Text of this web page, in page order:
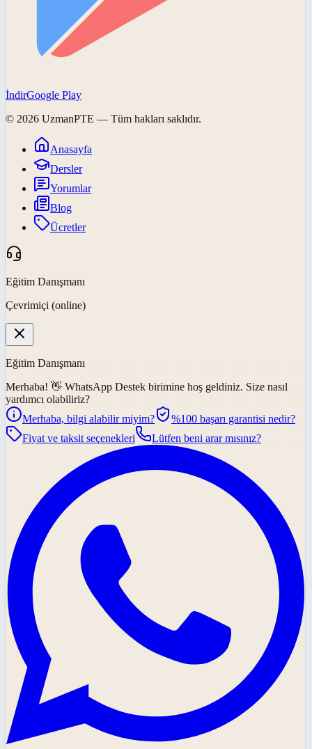
İndirGoogle Play
© 2026 UzmanPTE — Tüm hakları saklıdır.
Anasayfa
Dersler
Yorumlar
Blog
Ücretler
Eğitim Danışmanı
Çevrimiçi (online)
Eğitim Danışmanı
Merhaba! 👋 WhatsApp Destek birimine hoş geldiniz. Size nasıl
yardımcı olabiliriz?
Merhaba, bilgi alabilir miyim?
%100 başarı garantisi nedir?
Fiyat ve taksit seçenekleri
Lütfen beni arar mısınız?